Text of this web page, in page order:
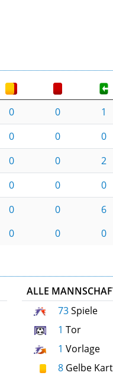
0 0 1
0 0 0
0 0 2
0 0 0
0 0 6
0 0 0
ALLE
73Spiele
1 Tor
1 Vorlage
8Gelbe